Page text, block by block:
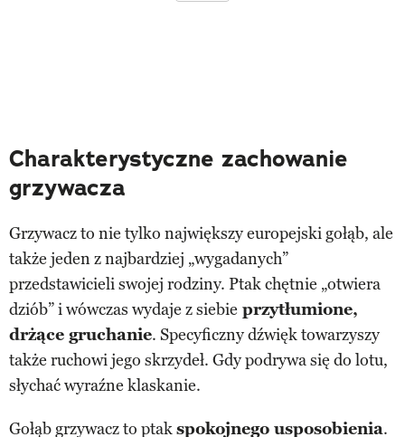
Charakterystyczne zachowanie
grzywacza
Grzywacz to nie tylko największy europejski gołąb, ale
także jeden z najbardziej „wygadanych”
przedstawicieli swojej rodziny. Ptak chętnie „otwiera
dziób” i wówczas wydaje z siebie przytłumione,
drżące gruchanie. Specyficzny dźwięk towarzyszy
także ruchowi jego skrzydeł. Gdy podrywa się do lotu,
słychać wyraźne klaskanie.
Gołąb grzywacz to ptakspokojnego usposobienia.